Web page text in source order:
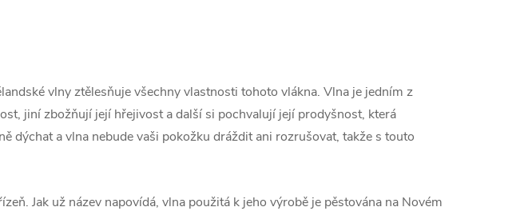
vlny ztělesňuje všechny vlastnosti tohoto vlákna. Vlna je jedním z
jiní zbožňují její hřejivost a další si pochvalují její prodyšnost, která
dýchat a vlna nebude vaši pokožku dráždit ani rozrušovat, takže s touto
Jak už název napovídá, vlna použitá k jeho výrobě je pěstována na Novém